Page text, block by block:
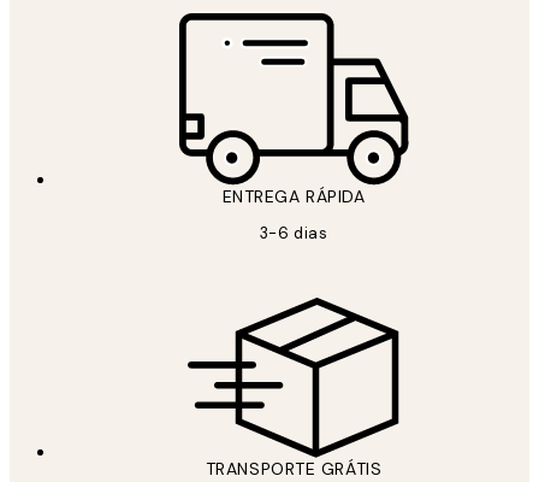
ENTREGA RÁPIDA
3-6 dias
TRANSPORTE GRÁTIS